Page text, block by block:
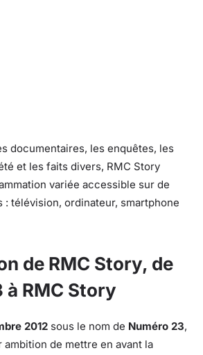
documentaires, les enquêtes, les
et les faits divers, RMC Story
variée accessible sur de
: télévision, ordinateur, smartphone
de RMC Story, de
à RMC Story
2012 sous le nom de Numéro 23,
ambition de mettre en avant la